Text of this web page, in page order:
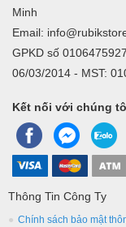
Minh
Email:
GPKD số
06/03/2014 - MST:
Kết nối với chúng
Thông Tin Công Ty
Chính sách bảo mật